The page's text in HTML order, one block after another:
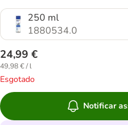
250 ml
1880534.0
24,99 €
49,98 € / l
Esgotado
Notificar